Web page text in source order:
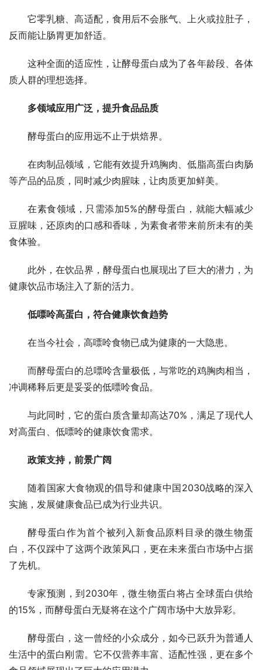
它零乳糖、高适配，食用后不会胀气、上火或拉肚子，
反而能让肠胃更加舒适。
这种全面的适应性，让酵母蛋白成为了各年龄段、各体
质人群的理想选择。
多领域应用广泛，提升食品品质
酵母蛋白的应用远不止于烘焙界。
在肉制品领域，它能有效提升鸡胸肉、低脂高蛋白肉肠
等产品的品质，同时减少肉腥味，让肉质更加鲜美。
在素食领域，只需添加5%的酵母蛋白，就能大幅减少
豆腥味，还原肉的口感和香味，为素食者带来前所未有的美
食体验。
此外，在饮品界，酵母蛋白也展现出了巨大的潜力，为
健康饮品市场注入了新的活力。
低嘌呤高蛋白，符合健康饮食趋势
在当今社会，高嘌呤食物已成为健康的一大隐患。
而酵母蛋白的总嘌呤含量极低，与常吃的鸡胸肉相当，
冲调稀释后更是妥妥的低嘌呤食品。
与此同时，它的蛋白质含量却高达70%，满足了现代人
对高蛋白、低嘌呤的健康饮食需求。
政策支持，前景广阔
随着国家大食物观的倡导和健康中国2030战略的深入
实施，发展健康食品已成为行业共识。
酵母蛋白作为首个被列入新食品原料目录的微生物蛋
白，不仅踩中了这两个政策风口，更在未来蛋白市场中占据
了先机。
专家预测，到2030年，微生物蛋白将占全球蛋白供给
的15%，而酵母蛋白无疑将在这个广阔市场中大放异彩。
酵母蛋白，这一曾经的小众成分，如今已跃升为普通人
生活中的蛋白刚需。它不仅营养丰富、适配性强，更在多个